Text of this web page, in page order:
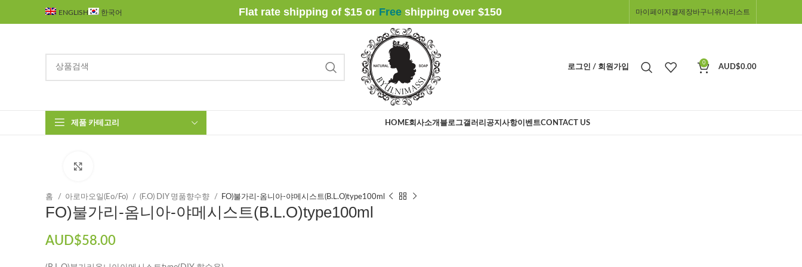
ENGLISH 한국어 Flat rate shipping of $15 or Free shipping over $150 마이페이지 결제 장바구니 위시리스트
로그인 / 회원가입
0
AUD$0.00
제품 카테고리 HOME회사소개 블로그갤러리 공지사항이벤트CONTACT US
홈 아로마오일(Eo/Fo) (F.O) DIY 명품향수향 FO)불가리-옴니아-야메시스트(B.L.O)type100ml
FO)불가리-옴니아-야메시스트(B.L.O)type100ml
AUD$58.00